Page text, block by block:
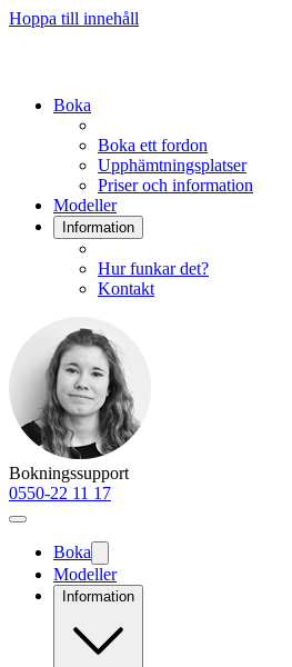
Hoppa till innehåll
Boka
Boka ett fordon
Upphämtningsplatser
Priser och information
Modeller
Information
Hur funkar det?
Kontakt
Bokningssupport
0550-22 11 17
Boka
Modeller
Information